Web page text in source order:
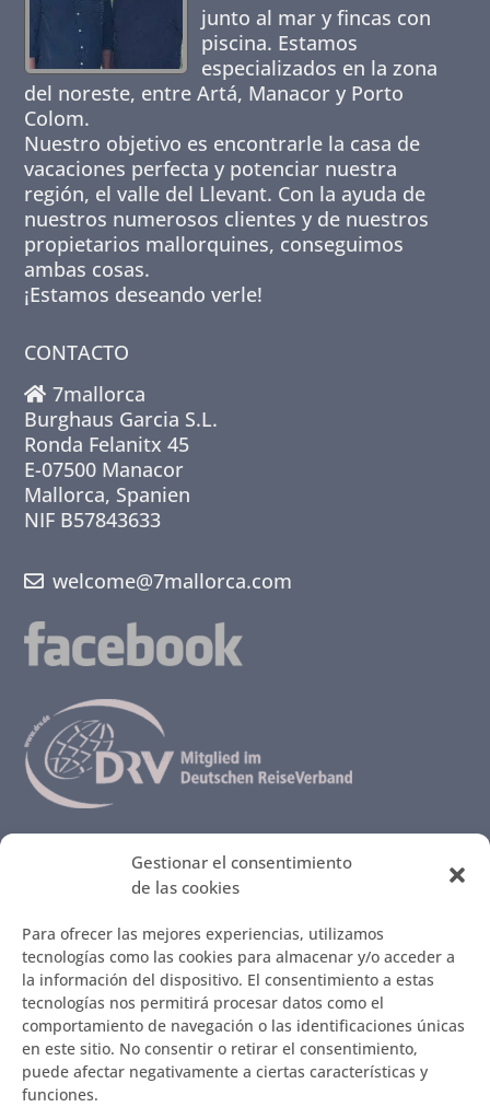
Gestionar el consentimiento
de las cookies
Para ofrecer las mejores experiencias, utilizamos
tecnologías como las cookies para almacenar y/o acceder a
la información del dispositivo. El consentimiento a estas
tecnologías nos permitirá procesar datos como el
comportamiento de navegación o las identificaciones únicas
en este sitio. No consentir o retirar el consentimiento,
puede afectar negativamente a ciertas características y
funciones.
junto al mar y fincas con
piscina. Estamos
especializados en la zona
del noreste, entre Artá, Manacor y Porto
Colom.
Nuestro objetivo es encontrarle la casa de
vacaciones perfecta y potenciar nuestra
región, el valle del Llevant. Con la ayuda de
nuestros numerosos clientes y de nuestros
propietarios mallorquines, conseguimos
ambas cosas.
¡Estamos deseando verle!
CONTACTO
7mallorca
Burghaus Garcia S.L.
Ronda Felanitx 45
E-07500 Manacor
Mallorca, Spanien
NIF B57843633
welcome@7mallorca.com
Todas las Fincas
Así se reserva
Ideas contra el aburrimiento
Restaurantes que nos encantan
Infos sobre Mallorca – Mercados y paseos
Vol llogar ca seva? / ¿Quiere alquilar su casa?